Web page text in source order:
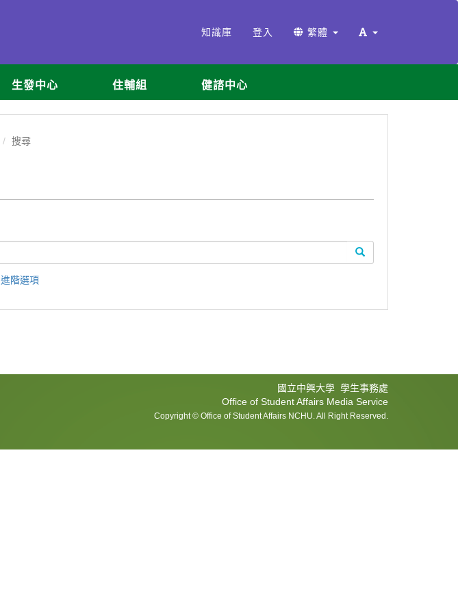
知識庫 登入 繁體
生發中心 住輔組 健諮中心
搜尋
進階選項
國立中興大學 學生事務處
Office of Student Affairs Media Service
Copyright © Office of Student Affairs NCHU. All Right Reserved.